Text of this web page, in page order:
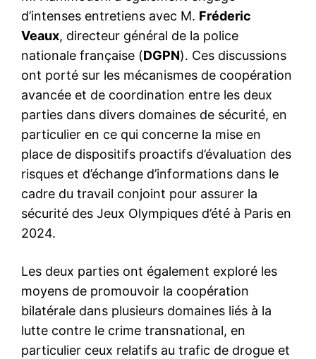
d’intenses entretiens avec M. Fréderic
Veaux, directeur général de la police
nationale française (DGPN). Ces discussions
ont porté sur les mécanismes de coopération
avancée et de coordination entre les deux
parties dans divers domaines de sécurité, en
particulier en ce qui concerne la mise en
place de dispositifs proactifs d’évaluation des
risques et d’échange d’informations dans le
cadre du travail conjoint pour assurer la
sécurité des Jeux Olympiques d’été à Paris en
2024.
Les deux parties ont également exploré les
moyens de promouvoir la coopération
bilatérale dans plusieurs domaines liés à la
lutte contre le crime transnational, en
particulier ceux relatifs au trafic de drogue et